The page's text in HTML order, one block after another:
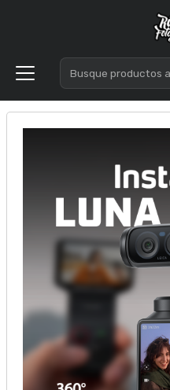
Inicio
SOLIGOR Camara